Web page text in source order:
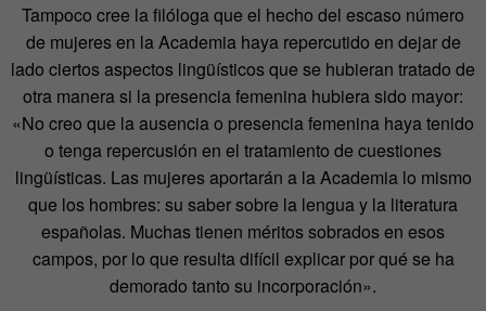
Tampoco cree la filóloga que el hecho del escaso número
de mujeres en la Academia haya repercutido en dejar de
lado ciertos aspectos lingüísticos que se hubieran tratado de
otra manera si la presencia femenina hubiera sido mayor:
«No creo que la ausencia o presencia femenina haya tenido
o tenga repercusión en el tratamiento de cuestiones
lingüísticas. Las mujeres aportarán a la Academia lo mismo
que los hombres: su saber sobre la lengua y la literatura
españolas. Muchas tienen méritos sobrados en esos
campos, por lo que resulta difícil explicar por qué se ha
demorado tanto su incorporación».